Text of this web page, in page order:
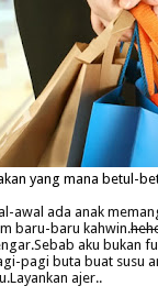
yang mana betul-
awal ada anak
baru-baru kahwin.
aku bukan
pagi buta buat susu
ajer..